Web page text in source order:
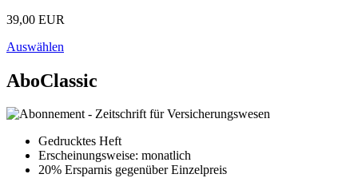
39,00 EUR
Auswählen
AboClassic
Gedrucktes Heft
Erscheinungsweise: monatlich
20% Ersparnis gegenüber Einzelpreis